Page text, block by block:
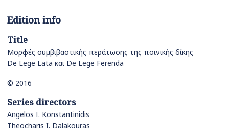
Edition info
Title
Μορφές συμβιβαστικής περάτωσης της ποινικής δίκης
De Lege Lata και De Lege Ferenda
© 2016
Series directors
Angelos I. Konstantinidis
Theocharis I. Dalakouras